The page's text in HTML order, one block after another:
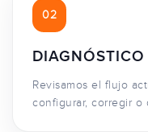
02
Revisamos el flujo
configurar, corregir o